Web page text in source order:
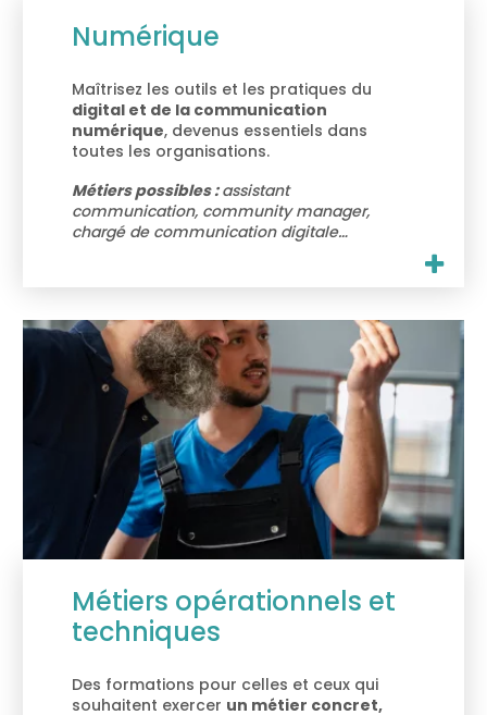
Numérique
Maîtrisez les outils et les pratiques du
digital et de la communication
numérique, devenus essentiels dans
toutes les organisations.
Métiers possibles :assistant
communication, community manager,
chargé de communication digitale…
Métiers opérationnels et
techniques
Des formations pour celles et ceux qui
souhaitent exercer un métier concret,